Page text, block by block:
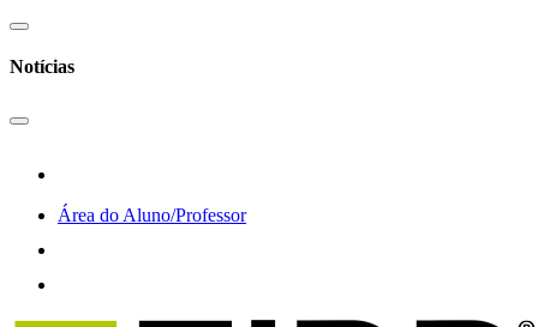
Notícias
Área do Aluno/Professor